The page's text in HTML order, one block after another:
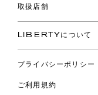
ご利用ガイド
コレクション
ファブリックス
バッグ
ウェア
ライフスタイル
取扱店舗
リバティ・ファブリックス
LIBERTYについて
プライバシーポリシー
ご利用規約